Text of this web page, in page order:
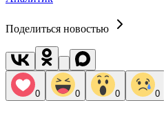
Поделиться новостью
0 0 0 0